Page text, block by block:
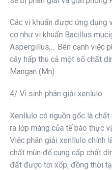
Các vi khuẩn được ứng dụng
cơ như vi khuẩn Bacillus
Aspergillus,… Bên cạnh việc
cây hấp thu cả một số chất
Mangan (Mn).
4/ Vi sinh phân giải xenlulo
Xenllulo có nguồn gốc là chất
ra lớp màng của tế bào thực
Việc phân giải xenllulo chính
chất mùn để cung cấp chất
đất được tơi xốp, đồng thời